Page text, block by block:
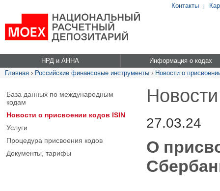
Контакты |
НРД и АННА
Информация о кодах
Главная › Российские финансовые инструменты › Новости о
База данных по международным
кодам
Новости о присвоении кодов ISIN
Услуги
Процедура присвоения кодов
Документы, тарифы
27.03.24
О